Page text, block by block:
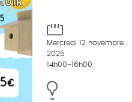
Mercredi 12 novembre
2025
14h00-16h00